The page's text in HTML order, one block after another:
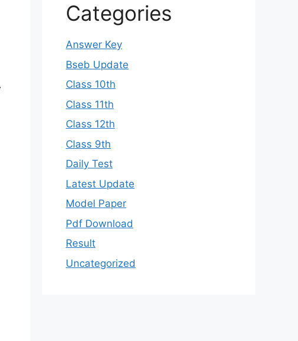
Categories
Answer Key
Bseb Update
Class 10th
Class 11th
Class 12th
Class 9th
Daily Test
Latest Update
Model Paper
Pdf Download
Result
Uncategorized